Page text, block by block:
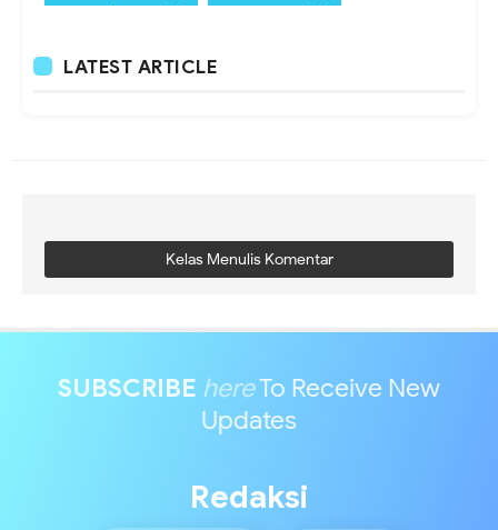
LATEST ARTICLE
Kelas Menulis Komentar
SUBSCRIBE hereTo Receive New
Updates
Redaksi